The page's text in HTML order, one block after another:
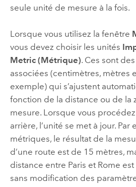
seule unité de mesure à la fois.
Lorsque vous utilisez la fenêtre
vous devez choisir les unités
Metric (Métrique). Ces sont
associées (centimètres, mètres
exemple) qui s’ajustent
fonction de la distance ou de la
mesure. Lorsque vous
arrière, l’unité se met à jour. Par
métriques, le résultat de la
d’une route est de 15 mètres,
distance entre Paris et Rome
sans modification des